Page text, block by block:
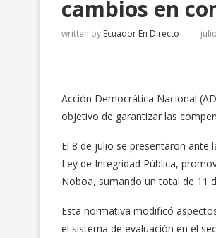
cambios en
written by Ecuador En Directo
Acción Democrática Nacional
objetivo de garantizar las
El 8 de julio se presentaron ante
Ley de Integridad Pública,
Noboa, sumando un total de 11
Esta normativa modificó
el sistema de evaluación en el